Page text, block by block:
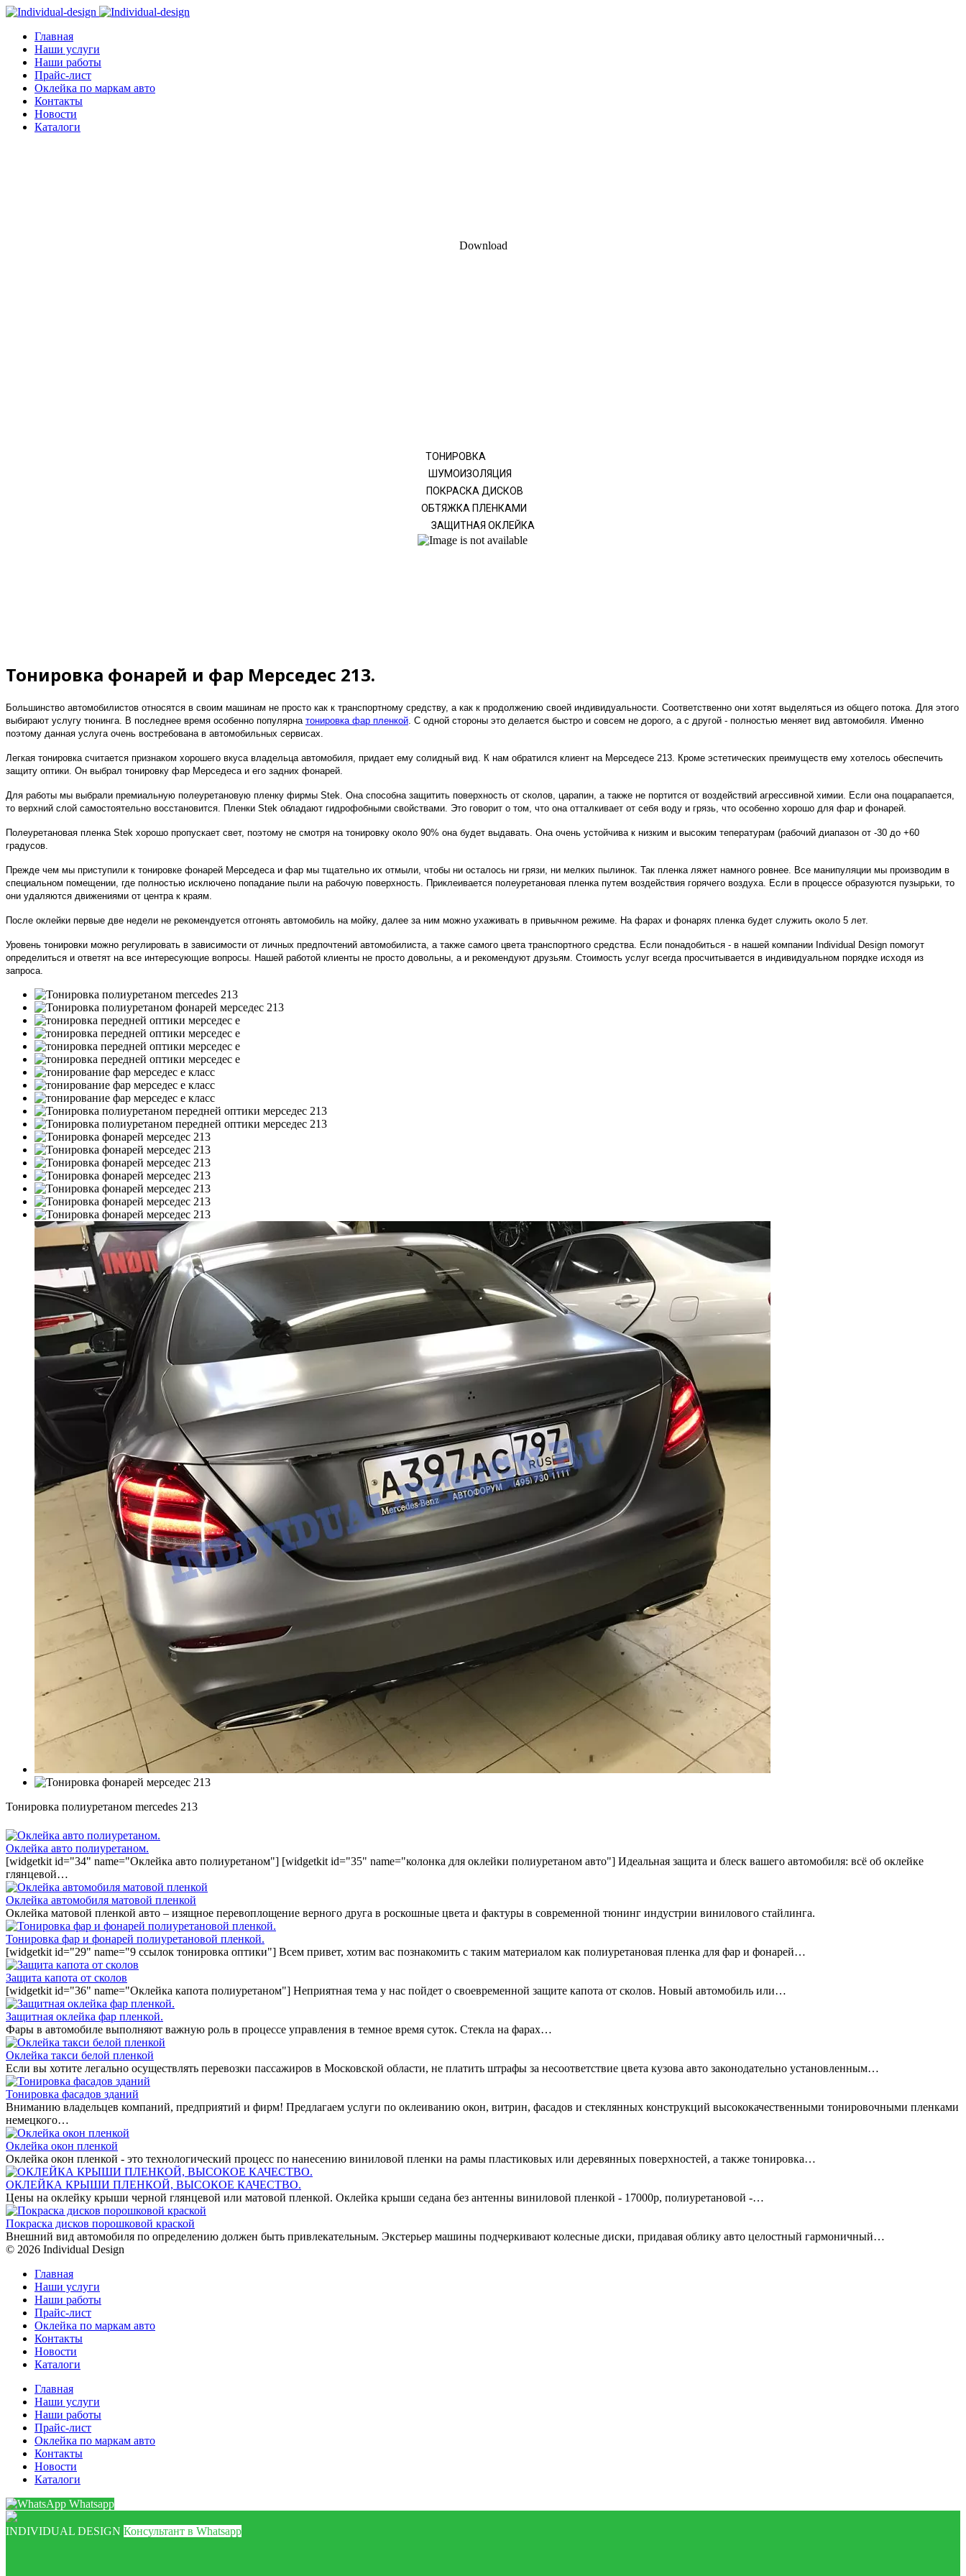
Главная
Наши услуги
Наши работы
Прайс-лист
Оклейка по маркам авто
Контакты
Новости
Каталоги
Download
ТОНИРОВКА
ШУМОИЗОЛЯЦИЯ
ПОКРАСКА ДИСКОВ
ОБТЯЖКА ПЛЕНКАМИ
ЗАЩИТНАЯ ОКЛЕЙКА
Тонировка фонарей и фар Мерседес 213.
Большинство автомобилистов относятся в своим машинам не просто как к транспортному средству, а как к продолжению своей индивидуальности. Соответственно они хотят выделяться из общего потока. Для этого
выбирают услугу тюнинга. В последнее время особенно популярна тонировка фар пленкой . С одной стороны это делается быстро и совсем не дорого, а с другой - полностью меняет вид автомобиля. Именно
поэтому данная услуга очень востребована в автомобильных сервисах.
Легкая тонировка считается признаком хорошего вкуса владельца автомобиля, придает ему солидный вид. К нам обратился клиент на Мерседесе 213. Кроме эстетических преимуществ ему хотелось обеспечить
защиту оптики. Он выбрал тонировку фар Мерседеса и его задних фонарей.
Для работы мы выбрали премиальную полеуретановую пленку фирмы Stek. Она способна защитить поверхность от сколов, царапин, а также не портится от воздействий агрессивной химии. Если она поцарапается,
то верхний слой самостоятельно восстановится. Пленки Stek обладают гидрофобными свойствами. Это говорит о том, что она отталкивает от себя воду и грязь, что особенно хорошо для фар и фонарей.
Полеуретановая пленка Stek хорошо пропускает свет, поэтому не смотря на тонировку около 90% она будет выдавать. Она очень устойчива к низким и высоким тепературам (рабочий диапазон от -30 до +60
градусов.
Прежде чем мы приступили к тонировке фонарей Мерседеса и фар мы тщательно их отмыли, чтобы ни осталось ни грязи, ни мелких пылинок. Так пленка ляжет намного ровнее. Все манипуляции мы производим в
специальном помещении, где полностью исключено попадание пыли на рабочую поверхность. Приклеивается полеуретановая пленка путем воздействия горячего воздуха. Если в процессе образуются пузырьки, то
они удаляются движениями от центра к краям.
После оклейки первые две недели не рекомендуется отгонять автомобиль на мойку, далее за ним можно ухаживать в привычном режиме. На фарах и фонарях пленка будет служить около 5 лет.
Уровень тонировки можно регулировать в зависимости от личных предпочтений автомобилиста, а также самого цвета транспортного средства. Если понадобиться - в нашей компании Individual Design помогут
определиться и ответят на все интересующие вопросы. Нашей работой клиенты не просто довольны, а и рекомендуют друзьям. Стоимость услуг всегда просчитывается в индивидуальном порядке исходя из
запроса.
Тонировка полиуретаном mercedes 213
Оклейка авто полиуретаном.
[widgetkit id="34" name="Оклейка авто полиуретаном"] [widgetkit id="35" name="колонка для оклейки полиуретаном авто"] Идеальная защита и блеск вашего автомобиля: всё об оклейке
глянцевой…
Оклейка автомобиля матовой пленкой
Оклейка матовой пленкой авто – изящное перевоплощение верного друга в роскошные цвета и фактуры в современной тюнинг индустрии винилового стайлинга.
Тонировка фар и фонарей полиуретановой пленкой.
[widgetkit id="29" name="9 ссылок тонировка оптики"] Всем привет, хотим вас познакомить с таким материалом как полиуретановая пленка для фар и фонарей…
Защита капота от сколов
[widgetkit id="36" name="Оклейка капота полиуретаном"] Неприятная тема у нас пойдет о своевременной защите капота от сколов. Новый автомобиль или…
Защитная оклейка фар пленкой.
Фары в автомобиле выполняют важную роль в процессе управления в темное время суток. Стекла на фарах…
Оклейка такси белой пленкой
Если вы хотите легально осуществлять перевозки пассажиров в Московской области, не платить штрафы за несоответствие цвета кузова авто законодательно установленным…
Тонировка фасадов зданий
Вниманию владельцев компаний, предприятий и фирм! Предлагаем услуги по оклеиванию окон, витрин, фасадов и стеклянных конструкций высококачественными тонировочными пленками
немецкого…
Оклейка окон пленкой
Оклейка окон пленкой - это технологический процесс по нанесению виниловой пленки на рамы пластиковых или деревянных поверхностей, а также тонировка…
ОКЛЕЙКА КРЫШИ ПЛЕНКОЙ, ВЫСОКОЕ КАЧЕСТВО.
Цены на оклейку крыши черной глянцевой или матовой пленкой. Оклейка крыши седана без антенны виниловой пленкой - 17000р, полиуретановой -…
Покраска дисков порошковой краской
Внешний вид автомобиля по определению должен быть привлекательным. Экстерьер машины подчеркивают колесные диски, придавая облику авто целостный гармоничный…
© 2026 Individual Design
Главная
Наши услуги
Наши работы
Прайс-лист
Оклейка по маркам авто
Контакты
Новости
Каталоги
Главная
Наши услуги
Наши работы
Прайс-лист
Оклейка по маркам авто
Контакты
Новости
Каталоги
Whatsapp
INDIVIDUAL DESIGN Консультант в Whatsapp